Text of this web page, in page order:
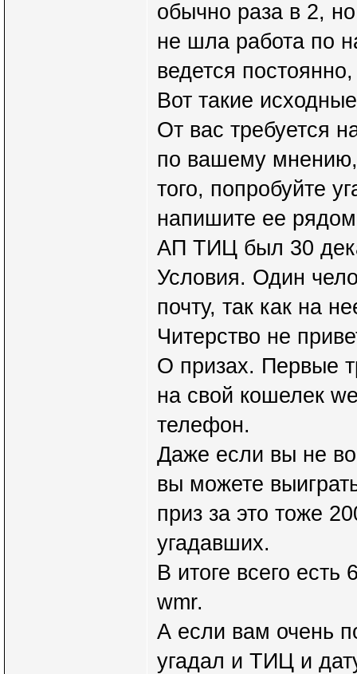
обычно раза в 2,
не шла работа по
ведется
Вот такие
От вас требуется
по вашему
того, попробуйте
напишите ее
АП ТИЦ был 30
Условия. Один
почту, так как на
Читерство не
О призах. Первые
на свой кошелек
телефон.
Даже если вы не
вы можете
приз за это тоже
угадавших.
В итоге всего
wmr.
А если вам очень
угадал и ТИЦ и